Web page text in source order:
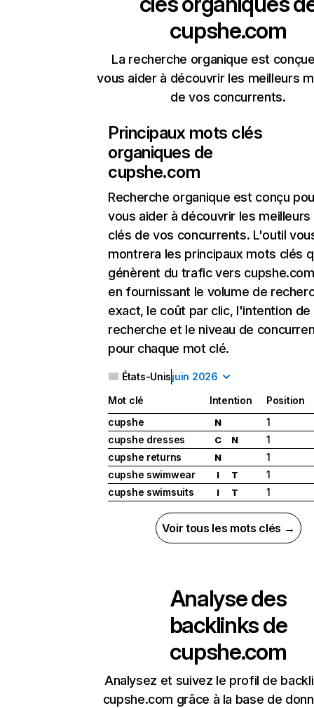
cupshe.com
La recherche organique est
vous aider à découvrir les meilleurs
de vos concurrents.
Principaux mots clés
organiques de
cupshe.com
Recherche organique est conçu
vous aider à découvrir les
clés de vos concurrents. L'outil
montrera les principaux mots clés
génèrent du trafic vers
en fournissant le volume de
exact, le coût par clic, l'intention de
recherche et le niveau de
pour chaque mot clé.
États-Unisjuin 2026
Mot clé Intention
Position
cupshe
N
1
cupshe dresses
C N
1
cupshe returns
N
1
cupshe swimwear
I T
1
cupshe swimsuits
I T 1
Voir tous les mots clés →
Analyse des
backlinks de
cupshe.com
Analysez et suivez le profil de
cupshe.com grâce à la base de